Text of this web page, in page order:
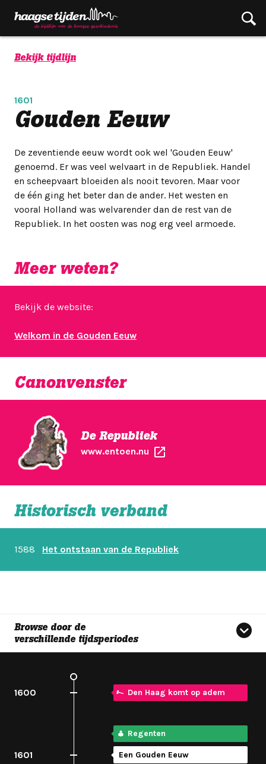
Browse door de
verschillende tijdsperiodes
1600 Den Haag komt op adem
1601
Regenten
Een Gouden Eeuw
Bekijk tijdlijn
1601
Gouden Eeuw
De zeventiende eeuw wordt ook wel 'Gouden Eeuw'
genoemd. Er was veel welvaart in de Republiek. Handel
en scheepvaart bloeiden als nooit tevoren. Maar voor
de één ging het beter dan de ander. Het westen en
vooral Holland was welvarender dan de rest van de
Republiek. In het oosten was nog erg veel armoede.
Meer weten?
Bekijk de website:
Welkom in de Gouden Eeuw
Canonvenster
De Republiek
www.entoen.nu
Historisch verband
1588 Het ontstaan van de Republiek